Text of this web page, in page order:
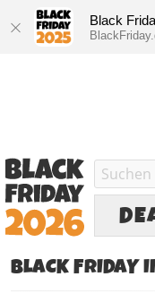
Black
BLACK FRIDAY